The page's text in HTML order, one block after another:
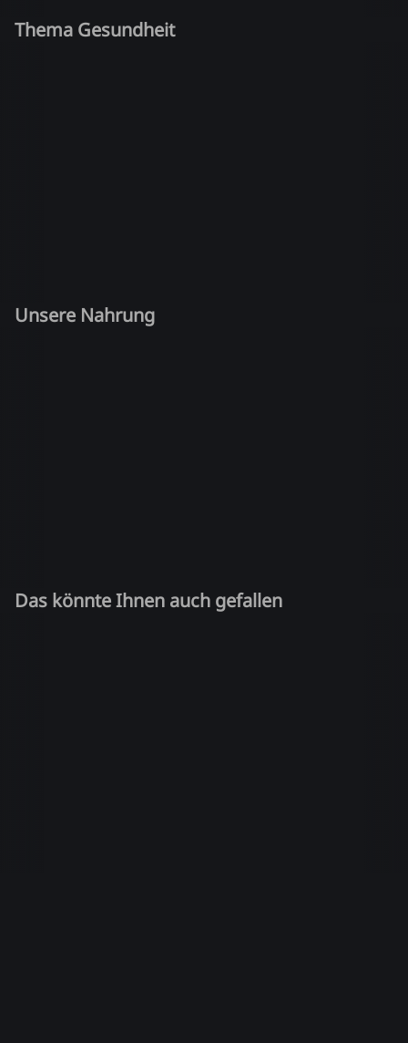
Thema Gesundheit
Unsere Nahrung
Das könnte Ihnen auch gefallen